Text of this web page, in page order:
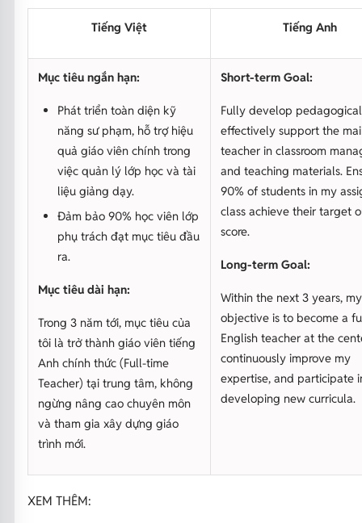
Tiếng Việt Tiếng Anh
Mục tiêu ngắn hạn:
Phát triển toàn diện kỹ
năng sư phạm, hỗ trợ hiệu
quả giáo viên chính trong
việc quản lý lớp học và tài
liệu giảng dạy.
Đảm bảo 90% học viên lớp
phụ trách đạt mục tiêu đầu
ra.
Mục tiêu dài hạn:
Trong 3 năm tới, mục tiêu của
tôi là trở thành giáo viên tiếng
Anh chính thức (Full-time
Teacher) tại trung tâm, không
ngừng nâng cao chuyên môn
và tham gia xây dựng giáo
trình mới.
Short-term Goal:
Fully develop
effectively support the
teacher in classroom
and teaching materials.
90% of students in my
class achieve their target
score.
Long-term Goal:
Within the next 3 years, my
objective is to become a
English teacher at the
continuously improve my
expertise, and participate
developing new curricula.
XEM THÊM: